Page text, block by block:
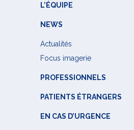
L’ÉQUIPE
NEWS
Actualités
Focus imagerie
PROFESSIONNELS
PATIENTS ÉTRANGERS
EN CAS D’URGENCE